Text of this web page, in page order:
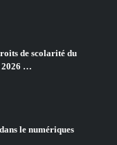
de scolarité du
2026 …
le numériques